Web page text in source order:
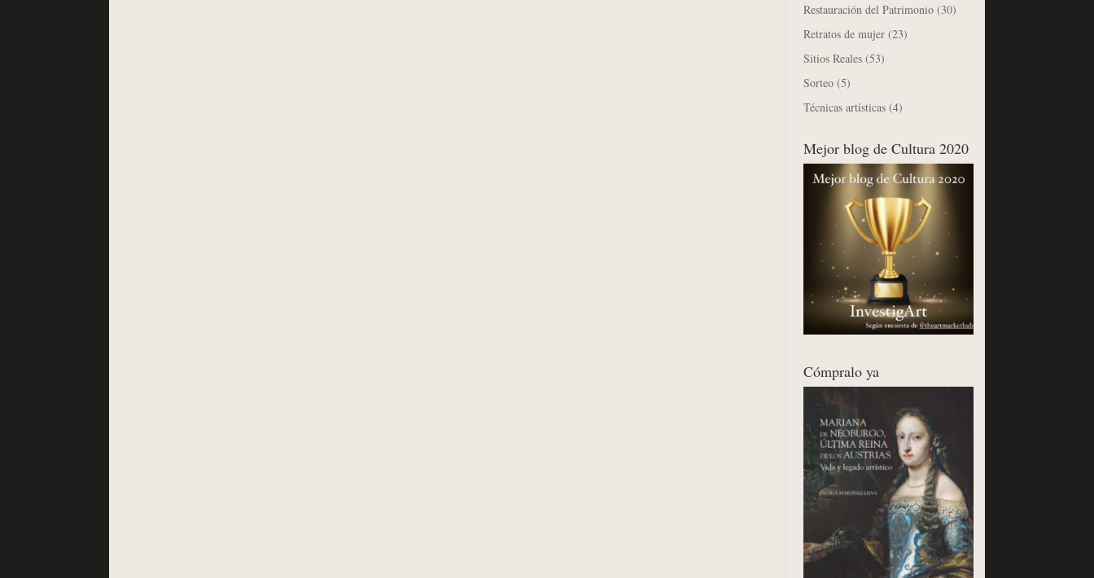
Restauración del Patrimonio (30)
Retratos de mujer (23)
Sitios Reales (53)
Sorteo (5)
Técnicas artísticas (4)
Mejor blog de Cultura 2020
Cómpralo ya